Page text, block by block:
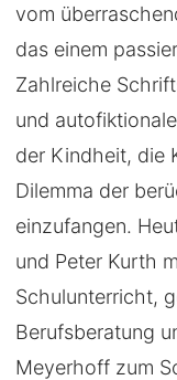
vom
das einem
Zahlreiche
und
der Kindheit, die
Dilemma der
einzufangen.
und Peter Kurth
Schulunterricht,
Berufsberatung
Meyerhoff zum